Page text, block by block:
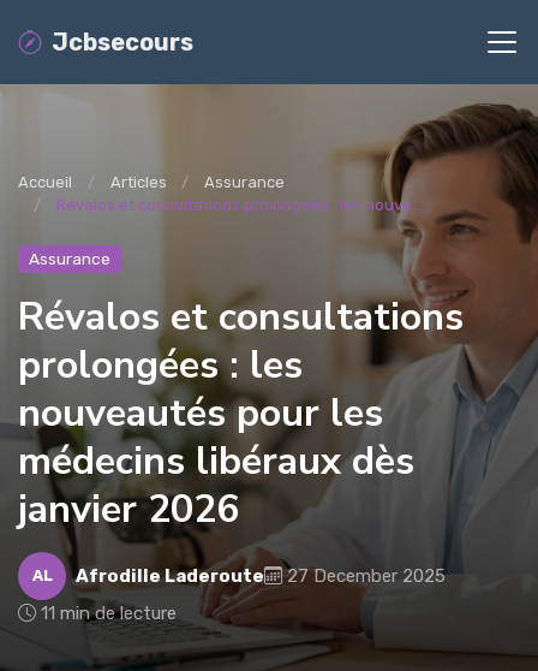
Jcbsecours
Accueil Articles
Assurance
Révalos et consultations prolongées : les nouve...
Assurance
Révalos et consultations
prolongées : les
nouveautés pour les
médecins libéraux dès
janvier 2026
AL Afrodille Laderoute
27 December 2025
11 min de lecture